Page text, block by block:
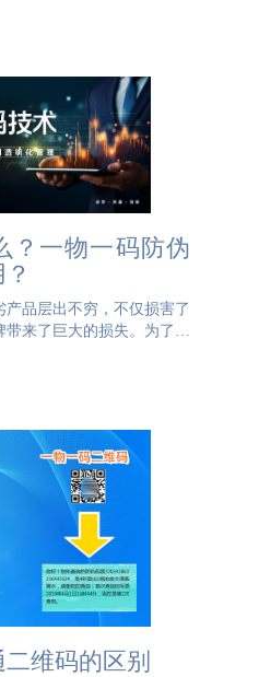
伪追溯提供了新的解决方
？一物一码防伪
品层出不穷，不仅损害了
来了巨大的损失。为了有
一码防伪标签又是什么？
维码的区别